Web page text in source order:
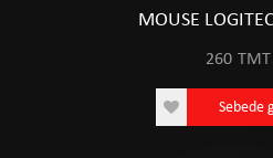
MOUSE
260 TMT
Sebede